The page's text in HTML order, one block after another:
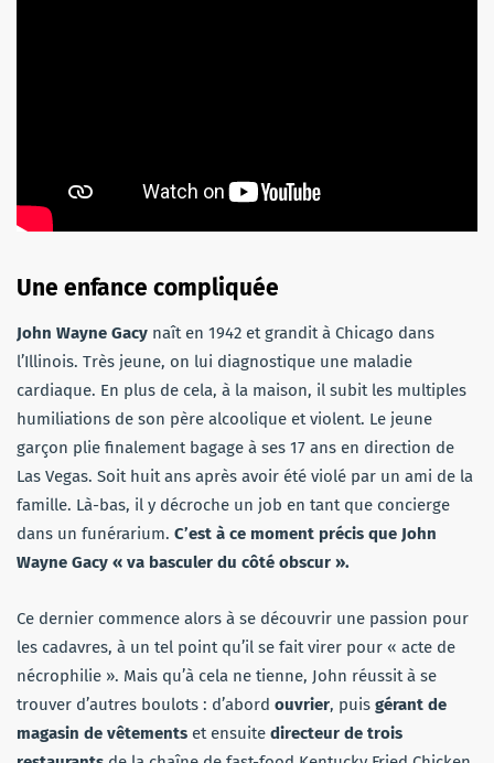
Une enfance compliquée
John Wayne Gacy naît en 1942 et grandit à Chicago dans
l’Illinois. Très jeune, on lui diagnostique une maladie
cardiaque. En plus de cela, à la maison, il subit les multiples
humiliations de son père alcoolique et violent. Le jeune
garçon plie finalement bagage à ses 17 ans en direction de
Las Vegas. Soit huit ans après avoir été violé par un ami de la
famille. Là-bas, il y décroche un job en tant que concierge
dans un funérarium. C’est à ce moment précis que John
Wayne Gacy « va basculer du côté obscur ».
Ce dernier commence alors à se découvrir une passion pour
les cadavres, à un tel point qu’il se fait virer pour « acte de
nécrophilie ». Mais qu’à cela ne tienne, John réussit à se
trouver d’autres boulots : d’abord ouvrier, puis gérant de
magasin de vêtements et ensuite directeur de trois